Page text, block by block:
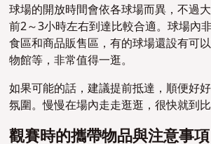
球場的開放時間會依各球場而異，不過
前2～3小時左右到達比較合適。球場內
食區和商品販售區，有的球場還設有可
物館等，非常值得一逛。
如果可能的話，建議提前抵達，順便好
氛圍。慢慢在場內走走逛逛，很快就到比
觀賽時的攜帶物品與注意事項